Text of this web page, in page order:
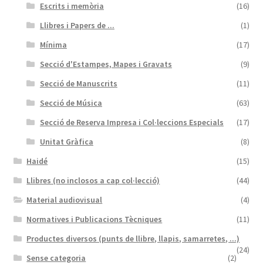
Escrits i memòria
(16)
Llibres i Papers de ...
(1)
Mínima
(17)
Secció d'Estampes, Mapes i Gravats
(9)
Secció de Manuscrits
(11)
Secció de Música
(63)
Secció de Reserva Impresa i Col·leccions Especials
(17)
Unitat Gràfica
(8)
Haidé
(15)
Llibres (no inclosos a cap col·lecció)
(44)
Material audiovisual
(4)
Normatives i Publicacions Tècniques
(11)
Productes diversos (punts de llibre, llapis, samarretes, ...)
(24)
Sense categoria (2)